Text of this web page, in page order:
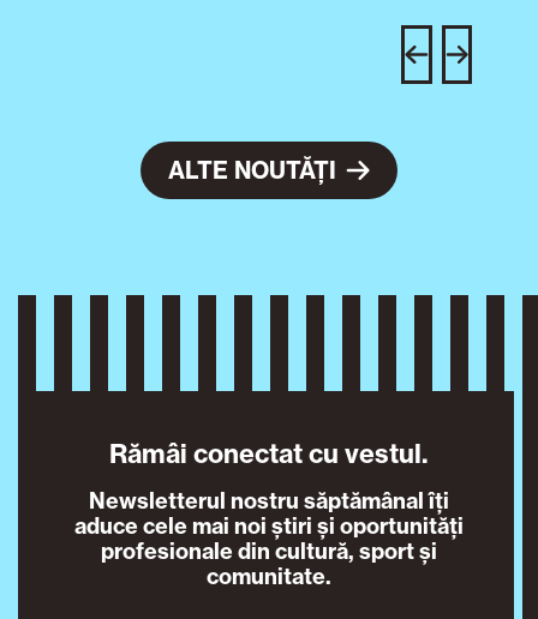
ALTE NOUTĂȚI
Rămâi conectat cu vestul.
Newsletterul nostru săptămânal îți
aduce cele mai noi știri și oportunități
profesionale din cultură, sport și
comunitate.